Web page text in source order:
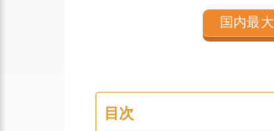
国内最
目次